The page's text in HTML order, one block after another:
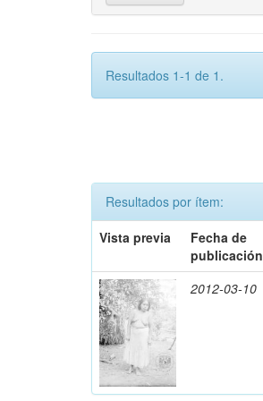
Resultados 1-1 de 1.
Resultados por ítem:
Vista previa
Fecha de
publicación
2012-03-10